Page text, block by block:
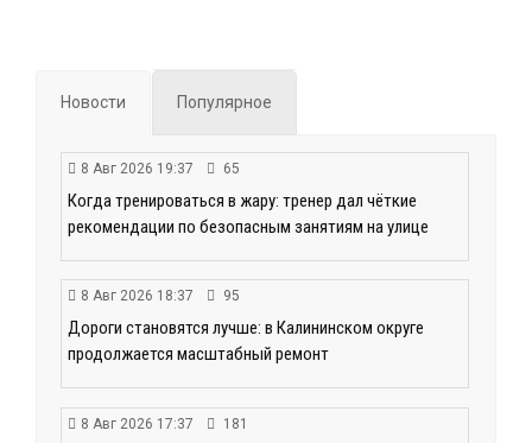
Новости Популярное
8 Авг 2026 19:37 65
Когда тренироваться в жару: тренер дал чёткие
рекомендации по безопасным занятиям на улице
8 Авг 2026 18:37 95
Дороги становятся лучше: в Калининском округе
продолжается масштабный ремонт
8 Авг 2026 17:37 181